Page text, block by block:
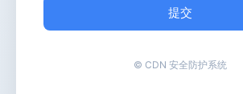
提交
© CDN 安全防护系统